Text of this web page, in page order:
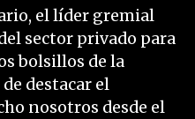
el líder gremial
sector privado para
bolsillos de la
destacar el
nosotros desde el